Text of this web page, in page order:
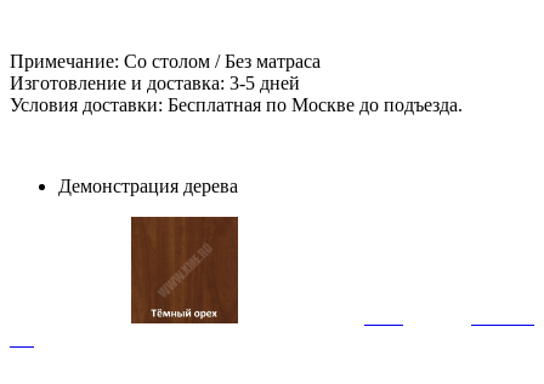
Примечание: Со столом / Без матраса
Изготовление и доставка: 3-5 дней
Условия доставки: Бесплатная по Москве до подъезда.
Демонстрация дерева